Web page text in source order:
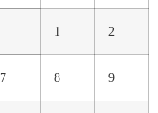
1 2
7 8 9